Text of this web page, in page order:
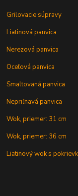
Grilovacie súpravy
Liatinová panvica
Nerezová panvica
Oceľová panvica
Smaltovaná panvica
Nepriľnavá panvica
Wok, priemer: 31 cm
Wok, priemer: 36 cm
Liatinový wok s